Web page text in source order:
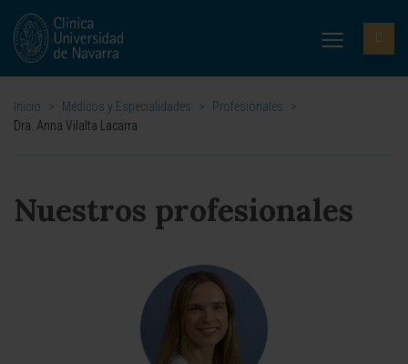
Inicio > Médicos y Especialidades > Profesionales
>
Dra. Anna Vilalta Lacarra
Nuestros profesionales